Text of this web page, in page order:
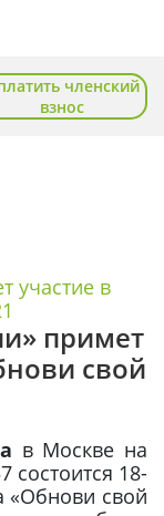
членский
взнос
участие в
примет
свой
в Москве на
состоится 18-
«Обнови свой